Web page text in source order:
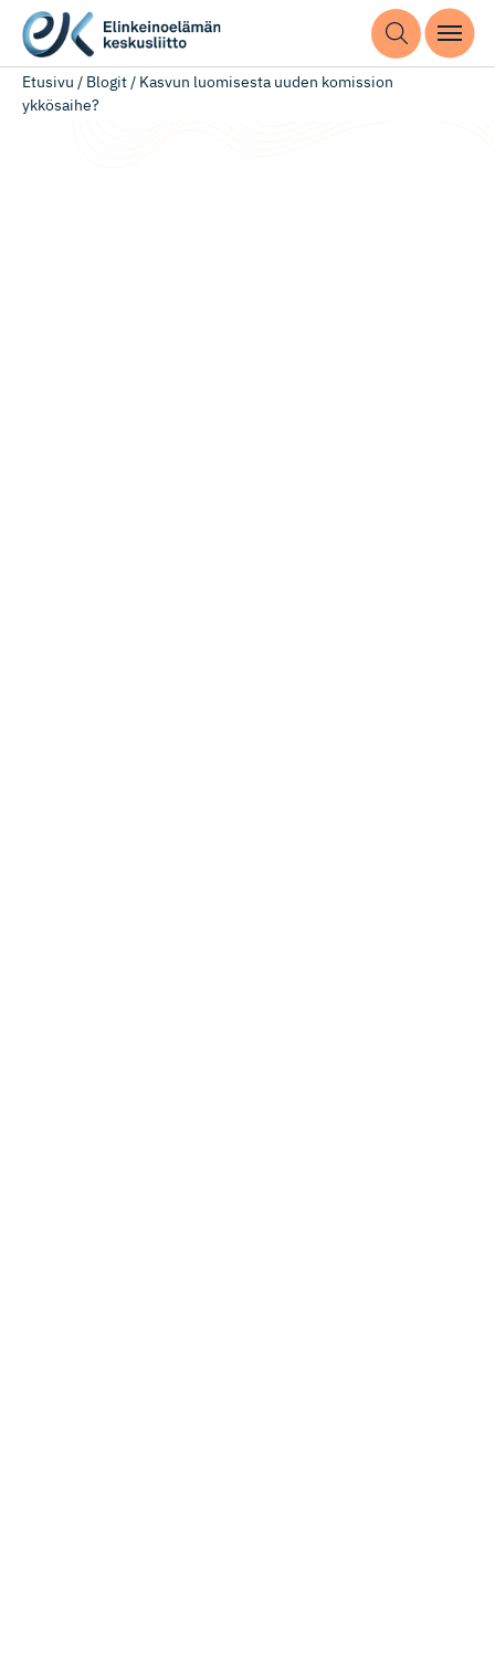
Etusivu / Blogit/ Kasvun luomisesta uuden komission
ykkösaihe?